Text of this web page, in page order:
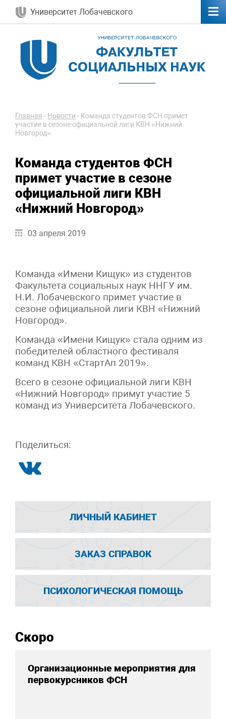
Университет Лобачевского
Главная - Новости - Команда студентов ФСН примет
участие в сезоне официальной лиги КВН «Нижний
Новгород»
Команда студентов ФСН
примет участие в сезоне
официальной лиги КВН
«Нижний Новгород»
03 апреля 2019
Команда «Имени Кищук» из студентов
Факультета социальных наук ННГУ им.
Н.И. Лобачевского примет участие в
сезоне официальной лиги КВН «Нижний
Новгород».
Команда «Имени Кищук» стала одним из
победителей областного фестиваля
команд КВН «СтартАп 2019».
Всего в сезоне официальной лиги КВН
«Нижний Новгород» примут участие 5
команд из Университета Лобачевского.
Поделиться:
ЛИЧНЫЙ КАБИНЕТ
ЗАКАЗ СПРАВОК
ПСИХОЛОГИЧЕСКАЯ ПОМОЩЬ
Скоро
Организационные мероприятия для
первокурсников ФСН